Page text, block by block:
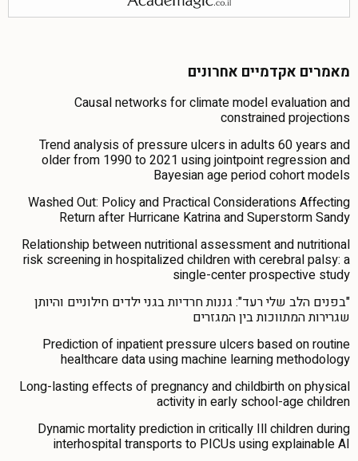
מאמרים אקדמיים אחרונים
Causal networks for climate model evaluation and
constrained projections
Trend analysis of pressure ulcers in adults 60 years and
older from 1990 to 2021 using jointpoint regression and
Bayesian age period cohort models
Washed Out: Policy and Practical Considerations Affecting
Return after Hurricane Katrina and Superstorm Sandy
Relationship between nutritional assessment and nutritional
risk screening in hospitalized children with cerebral palsy: a
single-center prospective study
"בפנים הלב שלי רעד": גננות חרדיות בגני ילדים חילוניים והיותן
שגרירות המתווכות בין המגזרים
Prediction of inpatient pressure ulcers based on routine
healthcare data using machine learning methodology
Long-lasting effects of pregnancy and childbirth on physical
activity in early school-age children
Dynamic mortality prediction in critically Ill children during
interhospital transports to PICUs using explainable AI